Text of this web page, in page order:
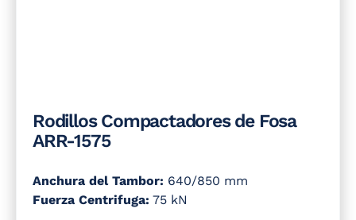
Rodillos Compactadores de Fosa
ARR-1575
Anchura del Tambor: 640/850 mm
Fuerza Centrifuga: 75 kN